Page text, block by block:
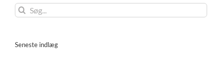
Søg
efter:
Seneste indlæg